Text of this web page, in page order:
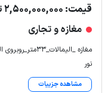
قیمت: 2,500,000,000 تومان
مغازه و تجاری
مغازه _الیمالات_۳۳متر_روبروی الیمالات
نور
مشاهده جزییات